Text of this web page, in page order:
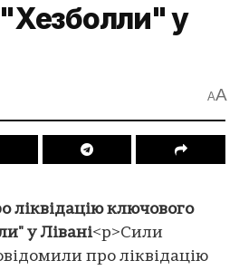
у
AA
ключового
у Лівані<p>Сили
про ліквідацію